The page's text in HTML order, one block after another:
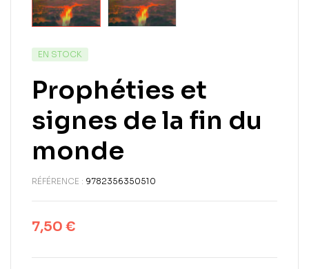
EN STOCK
Prophéties et
signes de la fin du
monde
RÉFÉRENCE : 9782356350510
7,50 €